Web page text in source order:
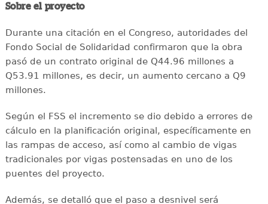
Sobre el proyecto
Durante una citación en el Congreso, autoridades del
Fondo Social de Solidaridad confirmaron que la obra
pasó de un contrato original de Q44.96 millones a
Q53.91 millones, es decir, un aumento cercano a Q9
millones.
Según el FSS el incremento se dio debido a errores de
cálculo en la planificación original, específicamente en
las rampas de acceso, así como al cambio de vigas
tradicionales por vigas postensadas en uno de los
puentes del proyecto.
Además, se detalló que el paso a desnivel será